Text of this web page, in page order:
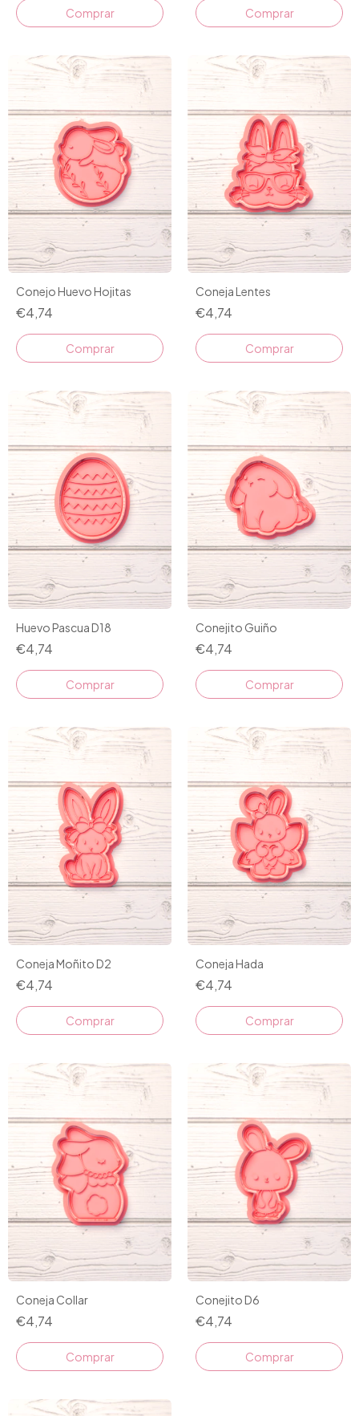
Comprar Comprar
Conejo Huevo Hojitas
€4,74
Comprar
Coneja Lentes
€4,74
Comprar
Huevo Pascua D18
€4,74
Comprar
Conejito Guiño
€4,74
Comprar
Coneja Moñito D2
€4,74
Comprar
Coneja Hada
€4,74
Comprar
Coneja Collar
€4,74
Comprar
Conejito D6
€4,74
Comprar